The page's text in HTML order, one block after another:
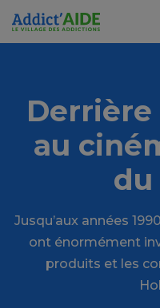
Aller au contenu principal
au
du
Jusqu’aux années
ont énormément
produits et les
Panneau de gestion des